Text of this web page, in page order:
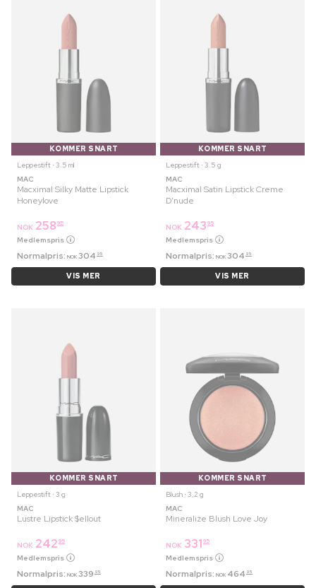
KOMMER SNART
Leppestift ⋅ 3.5 ml
MAC
Macximal Silky Matte Lipstick
Honeylove
NOK 258 95
Medlemspris
Normalpris: NOK 304 95
VIS MER
KOMMER SNART
Leppestift ⋅ 3.5 g
MAC
Macximal Satin Lipstick Creme
D'nude
NOK 243 95
Medlemspris
Normalpris: NOK 304 95
VIS MER
KOMMER SNART
Leppestift ⋅ 3 g
MAC
Lustre Lipstick $ellout
NOK 242 95
Medlemspris
Normalpris: NOK 339 95
KOMMER SNART
Blush ⋅ 3,2 g
MAC
Mineralize Blush Love Joy
NOK 331 95
Medlemspris
Normalpris: NOK 464 95